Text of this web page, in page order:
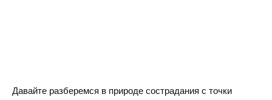
Давайте разберемся в природе сострадания с точки